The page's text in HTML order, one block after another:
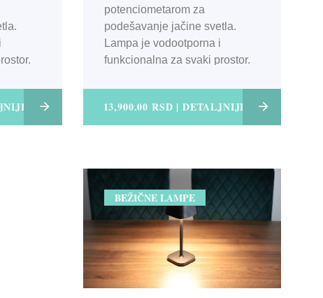
potenciometarom za
podešavanje jačine svetla.
Lampa je vodootporna i
funkcionalna za svaki prostor.
13,900.00 RSD | DETALJNIJE
BEŽIČNE LAMPE